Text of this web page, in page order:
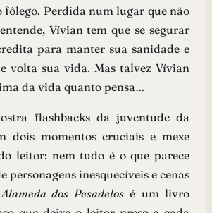
fôlego. Perdida num lugar que não
Vívian tem que se segurar
para manter sua sanidade e
volta sua vida. Mas talvez Vívian
da vida quanto pensa…
flashbacks da juventude da
dois momentos cruciais e mexe
leitor: nem tudo é o que parece
personagens inesquecíveis e cenas
Alameda dos Pesadelosé um livro